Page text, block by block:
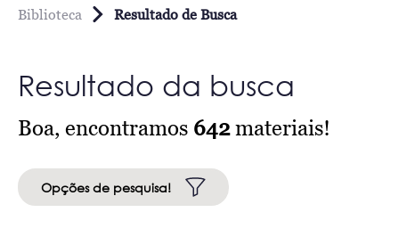
Biblioteca Resultado de Busca
Resultado da busca
Boa, encontramos 642materiais!
Opções de pesquisa!